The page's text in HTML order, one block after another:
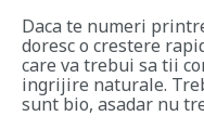
Daca te numeri
doresc o crestere
care va trebui sa tii
ingrijire naturale.
sunt bio, asadar nu